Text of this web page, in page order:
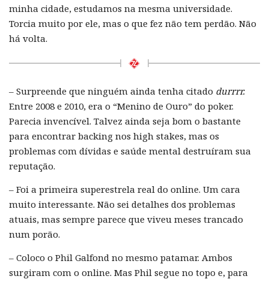
minha cidade, estudamos na mesma universidade.
Torcia muito por ele, mas o que fez não tem perdão. Não
há volta.
– Surpreende que ninguém ainda tenha citado durrrr.
Entre 2008 e 2010, era o “Menino de Ouro” do poker.
Parecia invencível. Talvez ainda seja bom o bastante
para encontrar backing nos high stakes, mas os
problemas com dívidas e saúde mental destruíram sua
reputação.
– Foi a primeira superestrela real do online. Um cara
muito interessante. Não sei detalhes dos problemas
atuais, mas sempre parece que viveu meses trancado
num porão.
– Coloco o Phil Galfond no mesmo patamar. Ambos
surgiram com o online. Mas Phil segue no topo e, para